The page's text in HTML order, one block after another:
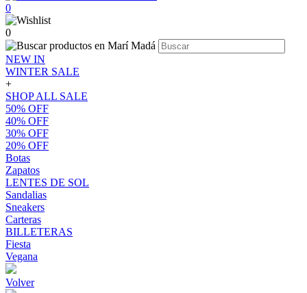
0
0
NEW IN
WINTER SALE
+
SHOP ALL SALE
50% OFF
40% OFF
30% OFF
20% OFF
Botas
Zapatos
LENTES DE SOL
Sandalias
Sneakers
Carteras
BILLETERAS
Fiesta
Vegana
Volver